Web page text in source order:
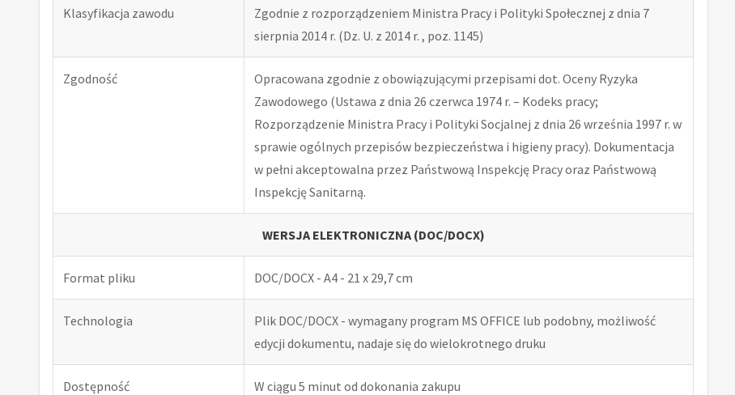
Klasyfikacja zawodu
Zgodnie z rozporządzeniem Ministra Pracy i Polityki Społecznej z dnia 7
sierpnia 2014 r. (Dz. U. z 2014 r. , poz. 1145)
Zgodność
Opracowana zgodnie z obowiązującymi przepisami dot. Oceny Ryzyka
Zawodowego (Ustawa z dnia 26 czerwca 1974 r. – Kodeks pracy;
Rozporządzenie Ministra Pracy i Polityki Socjalnej z dnia 26 września 1997 r. w
sprawie ogólnych przepisów bezpieczeństwa i higieny pracy). Dokumentacja
w pełni akceptowalna przez Państwową Inspekcję Pracy oraz Państwową
Inspekcję Sanitarną.
WERSJA ELEKTRONICZNA (DOC/DOCX)
Format pliku DOC/DOCX - A4 - 21 x 29,7 cm
Technologia
Plik DOC/DOCX - wymagany program MS OFFICE lub podobny, możliwość
edycji dokumentu, nadaje się do wielokrotnego druku
Dostępność W ciągu 5 minut od dokonania zakupu